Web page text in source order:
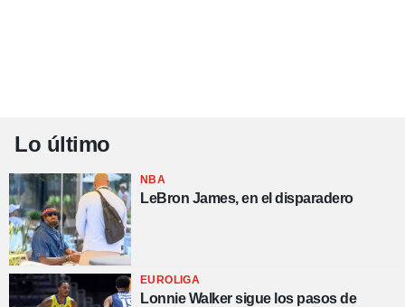
Lo último
NBA
LeBron James, en el disparadero
EUROLIGA
Lonnie Walker sigue los pasos de